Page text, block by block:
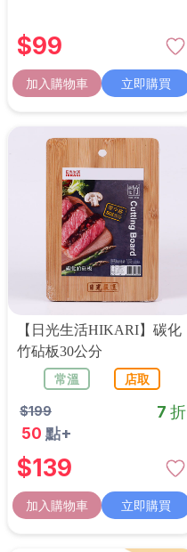
$99
加入購物車 立即購買
【日光生活HIKARI】碳化
竹砧板30公分
常溫
店取
$199 7 折
50 點+
$139
加入購物車 立即購買